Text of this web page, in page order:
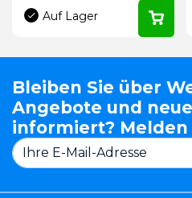
Auf Lager
Bleiben Sie über
Angebote und
informiert? Melden